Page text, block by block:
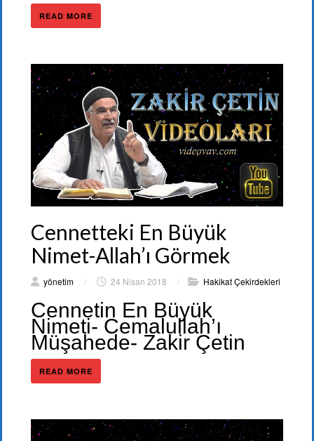
READ MORE
Cennetteki En Büyük
Nimet-Allah’ı Görmek
yönetim / 24 Nisan 2018 / Hakikat Çekirdekleri
Cennetin En Büyük
Nimeti- Cemalullah’ı
Müşahede- Zakir Çetin
READ MORE